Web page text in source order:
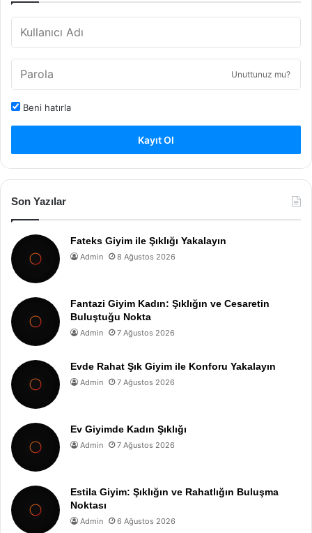
Unuttunuz mu?
Beni hatırla
Kayıt Ol
Son Yazılar
Fateks Giyim ile Şıklığı Yakalayın
Admin 8 Ağustos 2026
Fantazi Giyim Kadın: Şıklığın ve Cesaretin
Buluştuğu Nokta
Admin 7 Ağustos 2026
Evde Rahat Şık Giyim ile Konforu Yakalayın
Admin 7 Ağustos 2026
Ev Giyimde Kadın Şıklığı
Admin 7 Ağustos 2026
Estila Giyim: Şıklığın ve Rahatlığın Buluşma
Noktası
Admin 6 Ağustos 2026